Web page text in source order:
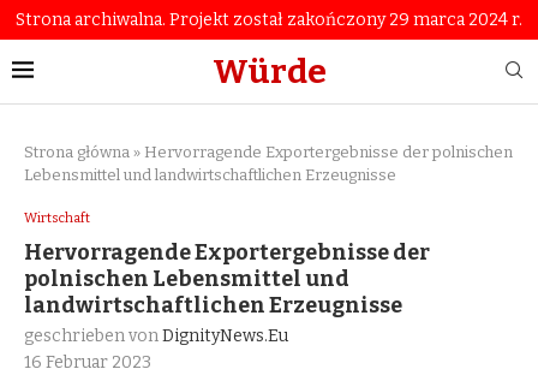
Strona archiwalna. Projekt został zakończony 29 marca 2024 r.
Würde
Strona główna » Hervorragende Exportergebnisse der polnischen
Lebensmittel und landwirtschaftlichen Erzeugnisse
Wirtschaft
Hervorragende Exportergebnisse der
polnischen Lebensmittel und
landwirtschaftlichen Erzeugnisse
geschrieben vonDignityNews.eu
16 Februar 2023